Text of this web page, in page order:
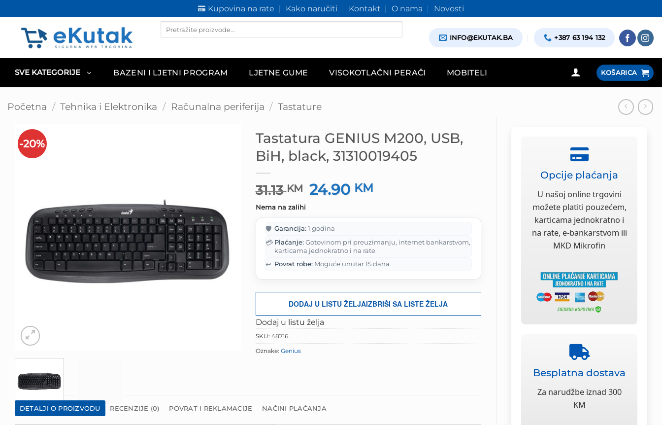
to
content
Kupovina na rate Kako naručiti Kontakt O nama Novosti
Products
INFO@EKUTAK.BA +387 63 194 132
SVE KATEGORIJE BAZENI I LJETNI PROGRAM LJETNE GUME VISOKOTLAČNI PERAČI MOBITELI KOŠARICA
Početna / Tehnika i Elektronika / Računalna periferija / Tastature
Opcije plaćanja
U našoj online trgovini
možete platiti pouzećem,
karticama jednokratno i
na rate, e-bankarstvom ili
MKD Mikrofin
Besplatna dostava
Za narudžbe iznad 300
KM
-20%
Tastatura GENIUS M200, USB,
BiH, black, 31310019405
31.13KM Izvorna
cijena
je:
31.13 KM.
24.90 KM
Nema na zalihi
🛡️ Garancija:1 godina
💳 Plaćanje:Gotovinom pri preuzimanju, internet bankarstvom,
karticama jednokratno i na rate
↩️ Povrat robe:Moguće unutar 15 dana
DODAJ U LISTU ŽELJAIZBRIŠI SA LISTE ŽELJA
Dodaj u listu želja
SKU: 48716
Oznake: Genius
DETALJI O PROIZVODU RECENZIJE (0) POVRAT I REKLAMACIJE NAČINI PLAĆANJA